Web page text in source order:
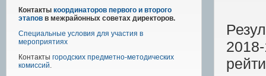
Контакты координаторов первого и второго
этапов в межрайонных советах директоров.
Специальные условия для участия в
мероприятиях
Контакты городских предметно-методических
комиссий.